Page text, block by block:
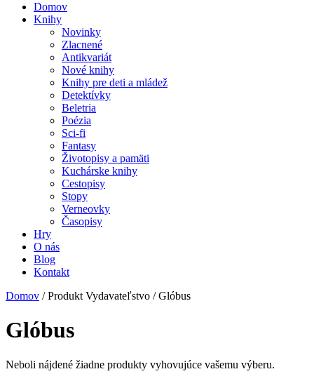
Domov
Knihy
Novinky
Zlacnené
Antikvariát
Nové knihy
Knihy pre deti a mládež
Detektívky
Beletria
Poézia
Sci-fi
Fantasy
Životopisy a pamäti
Kuchárske knihy
Cestopisy
Stopy
Verneovky
Časopisy
Hry
O nás
Blog
Kontakt
Domov / Produkt Vydavateľstvo / Glóbus
Glóbus
Neboli nájdené žiadne produkty vyhovujúce vašemu výberu.